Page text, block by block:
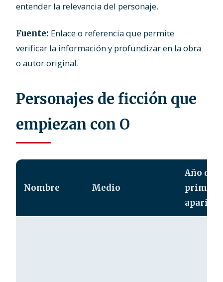
entender la relevancia del personaje.
Fuente: Enlace o referencia que permite
verificar la información y profundizar en la obra
o autor original.
Personajes de ficción que
empiezan con O
Nombre Medio
Año de
primera